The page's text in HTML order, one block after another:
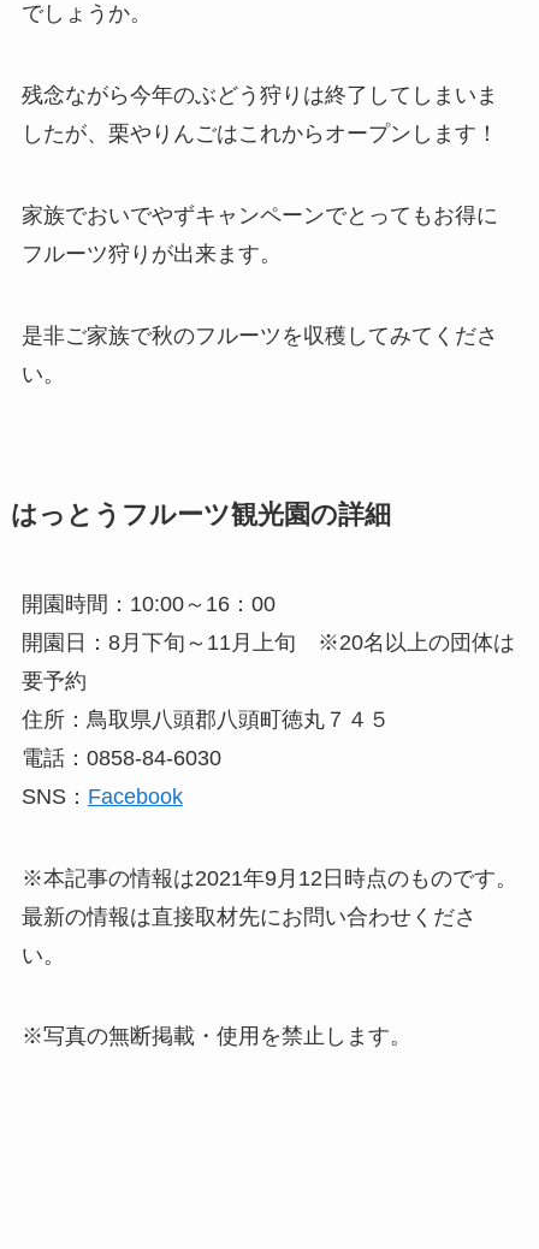
でしょうか。
残念ながら今年のぶどう狩りは終了してしまいま
したが、栗やりんごはこれからオープンします！
家族でおいでやずキャンペーンでとってもお得に
フルーツ狩りが出来ます。
是非ご家族で秋のフルーツを収穫してみてくださ
い。
はっとうフルーツ観光園の詳細
開園時間：10:00～16：00
開園日：8月下旬～11月上旬 ※20名以上の団体は
要予約
住所：鳥取県八頭郡八頭町徳丸７４５
電話：0858-84-6030
SNS： Facebook
※本記事の情報は2021年9月12日時点のものです。
最新の情報は直接取材先にお問い合わせくださ
い。
※写真の無断掲載・使用を禁止します。